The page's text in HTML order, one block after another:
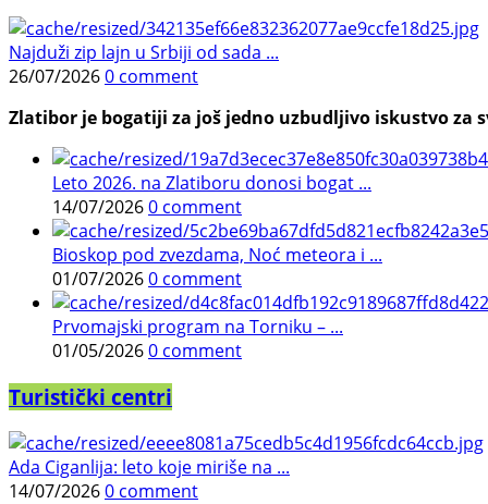
Najduži zip lajn u Srbiji od sada ...
26/07/20260 comment
Zlatibor je bogatiji za još jedno uzbudljivo iskustvo
Leto 2026. na Zlatiboru donosi bogat ...
14/07/20260 comment
Bioskop pod zvezdama, Noć meteora i ...
01/07/20260 comment
Prvomajski program na Torniku – ...
01/05/20260 comment
Turistički centri
Ada Ciganlija: leto koje miriše na ...
14/07/20260 comment